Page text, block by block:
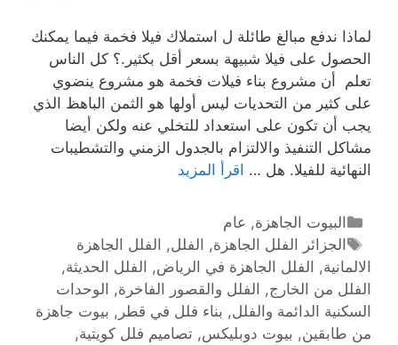
لماذا ندفع مبالغ طائلة ل استملاك فيلا فخمة فيما يمكنك
الحصول على فيلا شبيهة بسعر أقل بكثير.؟ كل الناس
تعلم أن مشروع بناء فيلات فخمة هو مشروع ينضوي
على كثير من التحديات ليس أولها هو الثمن الباهظ الذي
يجب أن تكون على استعداد للتخلي عنه ولكن أيضا
مشاكل التنفيذ والالتزام بالجدول الزمني والتشطيبات
النهائية للفيلا. هل … اقرأ المزيد
البيوت الجاهزة, عام
الجزائر الفلل الجاهزة, الفلل , الفلل الجاهزة
الالمانية, الفلل الجاهزة في الرياض , الفلل الحديثة,
الفلل من الخارج, الفلل والقصور الفاخرة, الوحدات
السكنية الدائمة والفلل , بناء فلل في قطر, بيوت جاهزة
من طابقين, بيوت دوبليكس , تصاميم فلل كويتية,